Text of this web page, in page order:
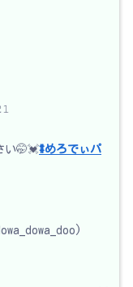
い🤭💓#めろでぃパ